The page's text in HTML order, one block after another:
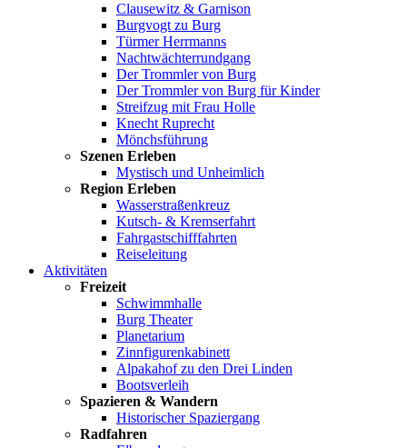
Clausewitz & Garnison
Burgvogt zu Burg
Türmer Herrmanns
Nachtwächterrundgang
Der Trommler von Burg
Der Trommler von Burg für Kinder
Streifzug mit Frau Holle
Knecht Ruprecht
Mönchsführung
Szenen Erleben
Mystisch und Unheimlich
Region Erleben
Wasserstraßenkreuz
Kutsch- & Kremserfahrt
Fahrgastschifffahrten
Reiseleitung
Aktivitäten
Freizeit
Schwimmhalle
Burg Theater
Planetarium
Zinnfigurenkabinett
Alpakahof zu den Drei Linden
Bootsverleih
Spazieren & Wandern
Historischer Spaziergang
Radfahren